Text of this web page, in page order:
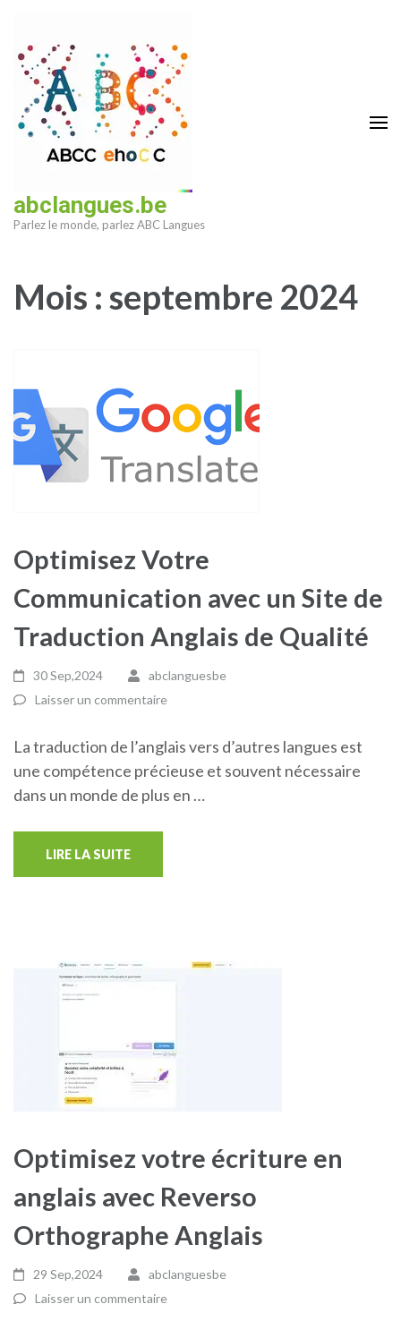
contenu
(Pressez
Entrée)
abclangues.be
Parlez le monde, parlez ABC Langues
Mois :septembre 2024
Optimisez Votre
Communication avec un Site de
Traduction Anglais de Qualité
30 Sep,2024
abclanguesbe
Laisser un commentaire
La traduction de l’anglais vers d’autres langues est
une compétence précieuse et souvent nécessaire
dans un monde de plus en …
LIRE LA SUITE
Optimisez votre écriture en
anglais avec Reverso
Orthographe Anglais
29 Sep,2024
abclanguesbe
Laisser un commentaire